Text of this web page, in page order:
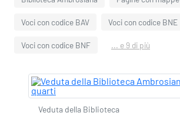
Voci con codice BAV Voci con codice BNE
Voci con codice BNF ... e 9 di più
Veduta della Biblioteca